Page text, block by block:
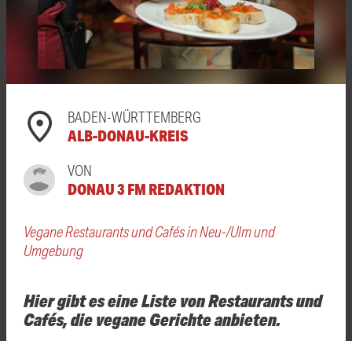
BADEN-WÜRTTEMBERG
ALB-DONAU-KREIS
VON
DONAU 3 FM REDAKTION
Vegane Restaurants und Cafés in Neu-/Ulm und
Umgebung
Hier gibt es eine Liste von Restaurants und
Cafés, die vegane Gerichte anbieten.